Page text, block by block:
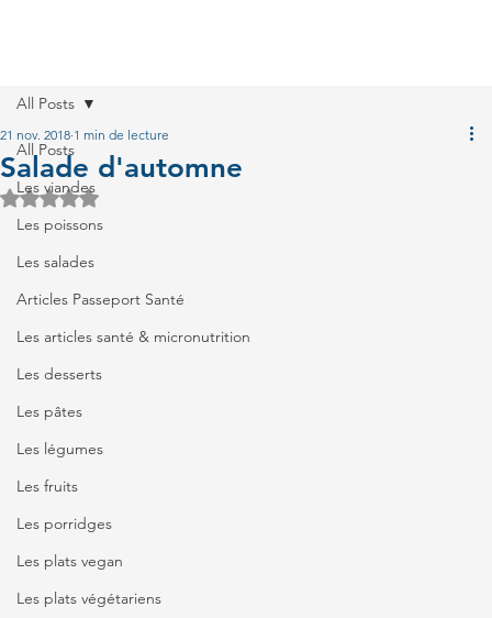
All Posts
Les viandes
Les poissons
Les salades
Articles Passeport Santé
Les articles santé & micronutrition
Les desserts
Les pâtes
Les légumes
Les fruits
Les porridges
Les plats vegan
Les plats végétariens
All Posts
Salade d'automne
21 nov. 2018 1 min de lecture
Noté NaN étoiles sur 5.